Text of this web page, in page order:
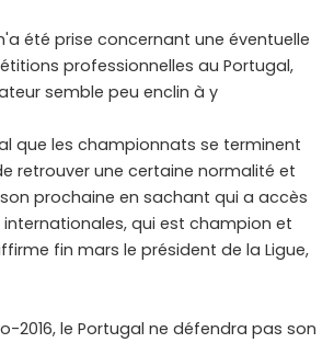
été prise concernant une éventuelle
professionnelles au Portugal,
semble peu enclin à y
que les championnats se terminent
retrouver une certaine normalité et
prochaine en sachant qui a accès
qui est champion et
fin mars le président de la Ligue,
2016, le Portugal ne défendra pas son